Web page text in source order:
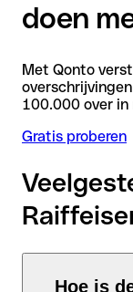
doen
Met Qonto
100.000 over in
Gratis proberen
Hoe is